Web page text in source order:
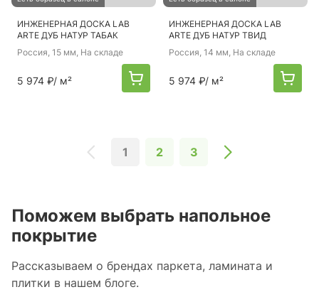
ИНЖЕНЕРНАЯ ДОСКА LAB
ARTE ДУБ НАТУР ТАБАК
Россия, 15 мм, На складе
5 974 ₽/ м²
ИНЖЕНЕРНАЯ ДОСКА LAB
ARTE ДУБ НАТУР ТВИД
Россия, 14 мм, На складе
5 974 ₽/ м²
1 2 3
Поможем выбрать напольное
покрытие
Рассказываем о брендах паркета, ламината и
плитки в нашем блоге.